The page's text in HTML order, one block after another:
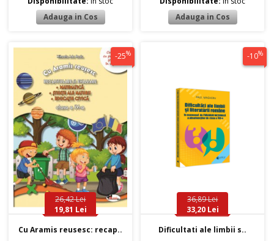
-25%
26,42 Lei
19,81 Lei
Cu Aramis reusesc: recap..
-10%
36,89 Lei
33,20 Lei
Dificultati ale limbii s..